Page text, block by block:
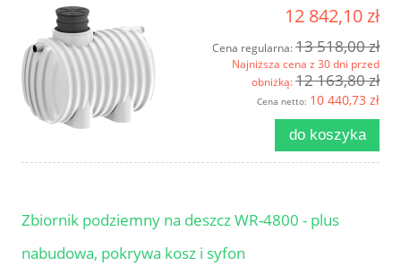
12 842,10 zł
Cena regularna:13 518,00 zł
Najniższa cena z 30 dni przed
obniżką:12 163,80 zł
Cena netto: 10 440,73 zł
do koszyka
Zbiornik podziemny na deszcz WR-4800 - plus
nabudowa, pokrywa kosz i syfon